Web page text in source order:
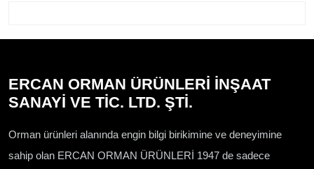
ERCAN ORMAN ÜRÜNLERİ İNŞAAT
SANAYİ VE TİC. LTD. ŞTİ.
Orman ürünleri alanında engin bilgi birikimine ve deneyimine
sahip olan ERCAN ORMAN ÜRÜNLERİ 1947 de sadece